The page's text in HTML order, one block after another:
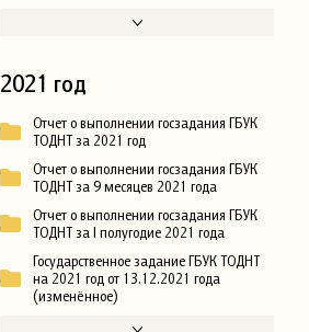
2021 год
Отчет о выполнении госзадания ГБУК
ТОДНТ за 2021 год
Отчет о выполнении госзадания ГБУК
ТОДНТ за 9 месяцев 2021 года
Отчет о выполнении госзадания ГБУК
ТОДНТ за I полугодие 2021 года
Государственное задание ГБУК ТОДНТ
на 2021 год от 13.12.2021 года
(изменённое)